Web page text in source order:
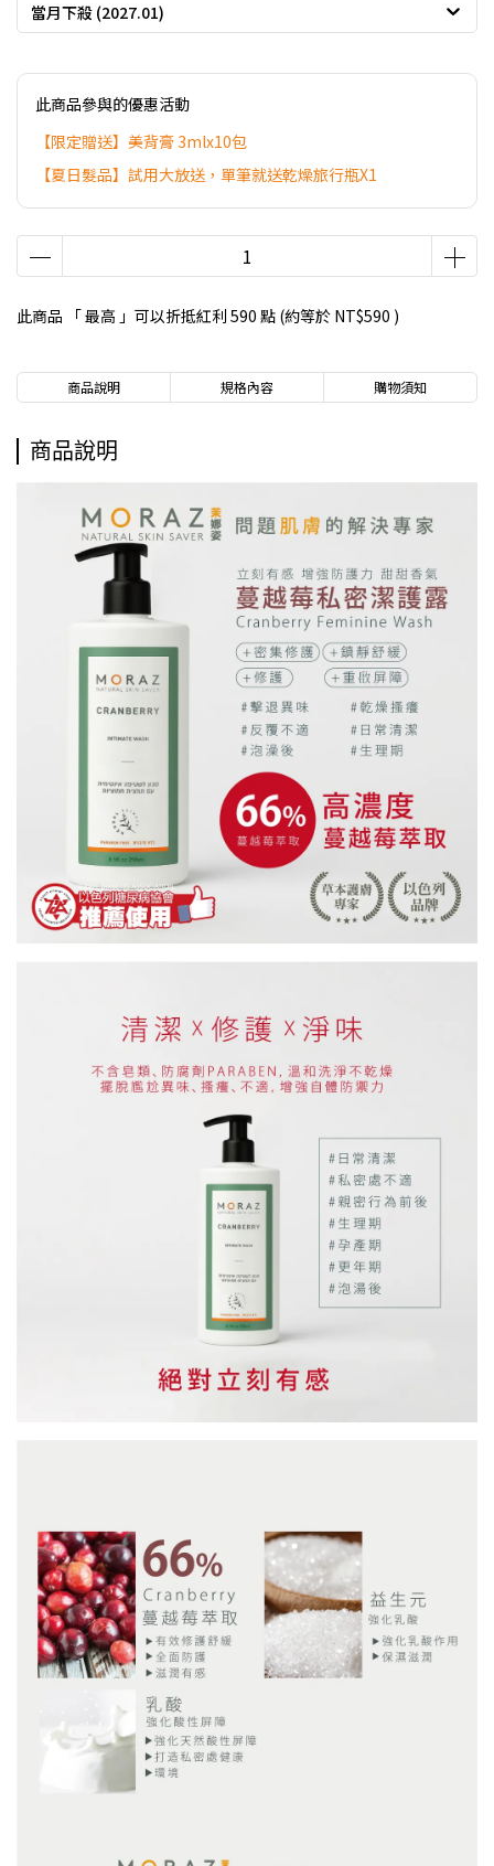
當月下殺 (2027.01)
此商品參與的優惠活動
【限定贈送】美背膏 3mlx10包
【夏日髮品】試用大放送，單筆就送乾燥旅行瓶X1
此商品 「 最高 」可以折抵紅利 590 點 (約等於 NT$590 )
商品說明 規格內容 購物須知
商品說明